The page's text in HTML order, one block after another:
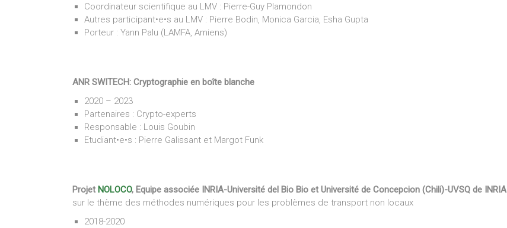
Coordinateur scientifique au LMV : Pierre-Guy Plamondon
Autres participant•e•s au LMV : Pierre Bodin, Monica Garcia, Esha Gupta
Porteur : Yann Palu (LAMFA, Amiens)
ANR SWITECH: Cryptographie en boîte blanche
2020 – 2023
Partenaires : Crypto-experts
Responsable : Louis Goubin
Etudiant•e•s : Pierre Galissant et Margot Funk
Projet NOLOCO, Equipe associée INRIA-Université del Bio Bio et Université de Concepcion (Chili)-UVSQ de INRIA
sur le thème des méthodes numériques pour les problèmes de transport non locaux
2018-2020